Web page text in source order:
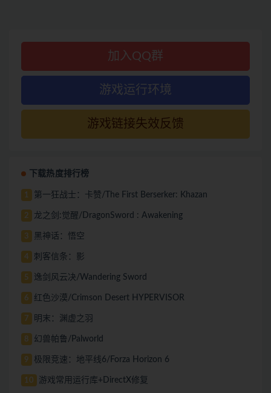
加入QQ群
游戏运行环境
游戏链接失效反馈
下载热度排行榜
1 第一狂战士：卡赞/The First Berserker: Khazan
2 龙之剑:觉醒/DragonSword : Awakening
3 黑神话：悟空
4 刺客信条：影
5 逸剑风云决/Wandering Sword
6 红色沙漠/Crimson Desert HYPERVISOR
7 明末：渊虚之羽
8 幻兽帕鲁/Palworld
9 极限竞速：地平线6/Forza Horizon 6
10 游戏常用运行库+DirectX修复